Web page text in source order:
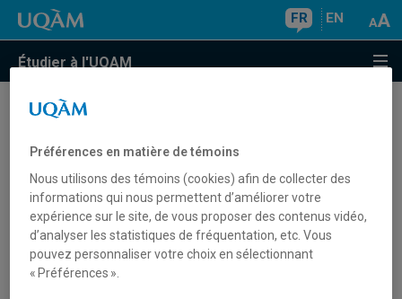
FR EN
Étudier à l'UQAM
Portes ouvertes
Prochaine édition des Portes ouvertes : 24 octobre
2026
Sur le campus : samedi 24 octobre 2026, de 12 h à 16 h
Préférences en matière de témoins
Nous utilisons des témoins (cookies) afin de collecter des
informations qui nous permettent d’améliorer votre
expérience sur le site, de vous proposer des contenus vidéo,
d’analyser les statistiques de fréquentation, etc. Vous
pouvez personnaliser votre choix en sélectionnant
« Préférences ».